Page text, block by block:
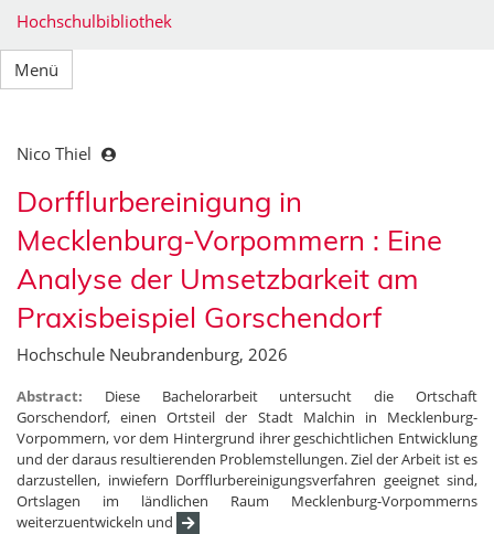
Hochschulbibliothek
Menü
Nico Thiel
Dorfflurbereinigung in
Mecklenburg-Vorpommern : Eine
Analyse der Umsetzbarkeit am
Praxisbeispiel Gorschendorf
Hochschule Neubrandenburg, 2026
Abstract: Diese Bachelorarbeit untersucht die Ortschaft
Gorschendorf, einen Ortsteil der Stadt Malchin in Mecklenburg-
Vorpommern, vor dem Hintergrund ihrer geschichtlichen Entwicklung
und der daraus resultierenden Problemstellungen. Ziel der Arbeit ist es
darzustellen, inwiefern Dorfflurbereinigungsverfahren geeignet sind,
Ortslagen im ländlichen Raum Mecklenburg-Vorpommerns
weiterzuentwickeln und